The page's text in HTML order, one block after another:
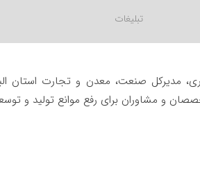
مدیرکل صنعت، معدن و تجارت استان
و مشاوران برای رفع موانع تولید و